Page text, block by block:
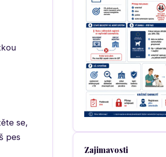
se,
pes
Zajimavosti